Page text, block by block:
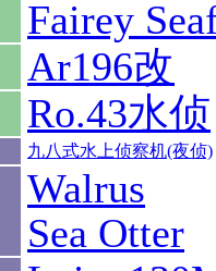
Fairey
Ar196改
Ro.43水侦
九八式水上侦察机(夜侦)
Walrus
Sea Otter